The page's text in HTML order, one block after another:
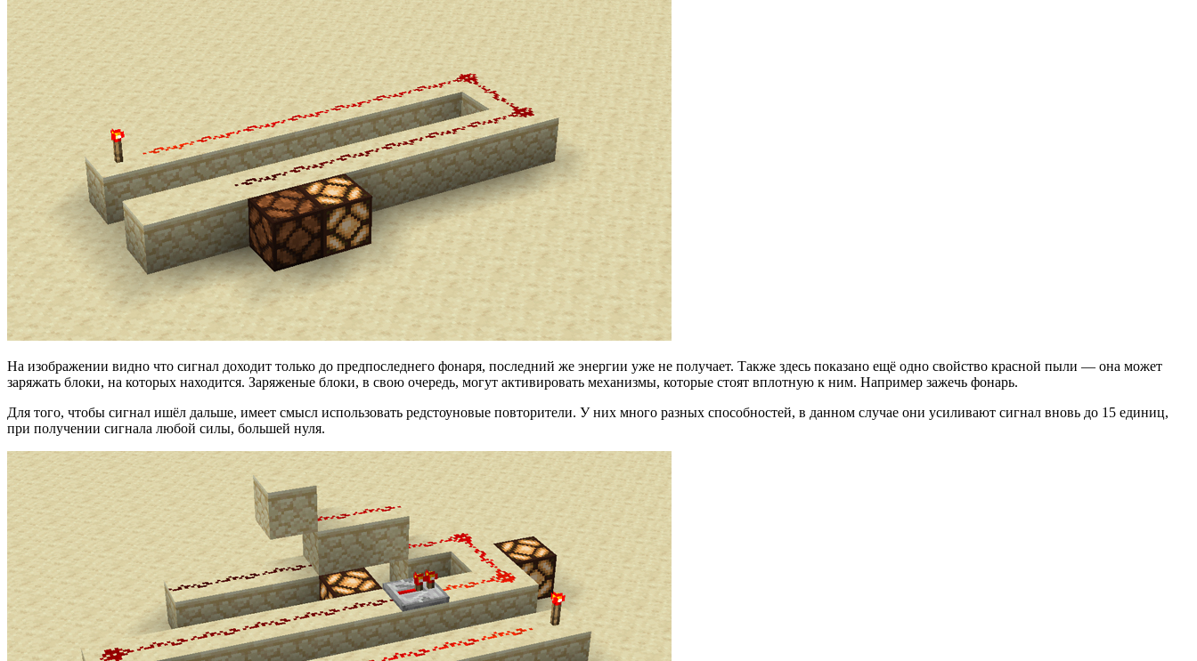
На изображении видно что сигнал доходит только до предпоследнего фонаря, последний же энергии уже не получает. Также здесь показано ещё одно свойство красной пыли — она может
заряжать блоки, на которых находится. Заряженые блоки, в свою очередь, могут активировать механизмы, которые стоят вплотную к ним. Например зажечь фонарь.
Для того, чтобы сигнал ишёл дальше, имеет смысл использовать редстоуновые повторители. У них много разных способностей, в данном случае они усиливают сигнал вновь до 15 единиц,
при получении сигнала любой силы, большей нуля.